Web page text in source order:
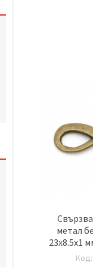
метал
23x8.5x1
Код: